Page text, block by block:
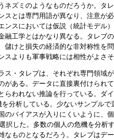
ネズミのようなものだろうか。タ
とは専門用語が異なり、注意が
ンスにおいては仮説（統計モデル
工学とはかなり異なる。タレブ
儲けと損失の経済的な非対称性を
よりも軍事戦略には相性がよさそ
ス・タレブは、それぞれ専門領域
がある。データに直接裏付けられ
らわれない推論を行っている。ダ
分析している。少ないサンプルで
のバイアスが入りにくいように、
択した。多数の個人の危機を分析
なものとなるだろう。タレブはデ